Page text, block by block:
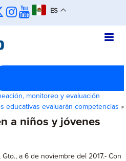
ES
monitoreo y evaluación
educativas evaluarán competencias »
a niños y jóvenes
Gto., a 6 de noviembre del 2017.- Con